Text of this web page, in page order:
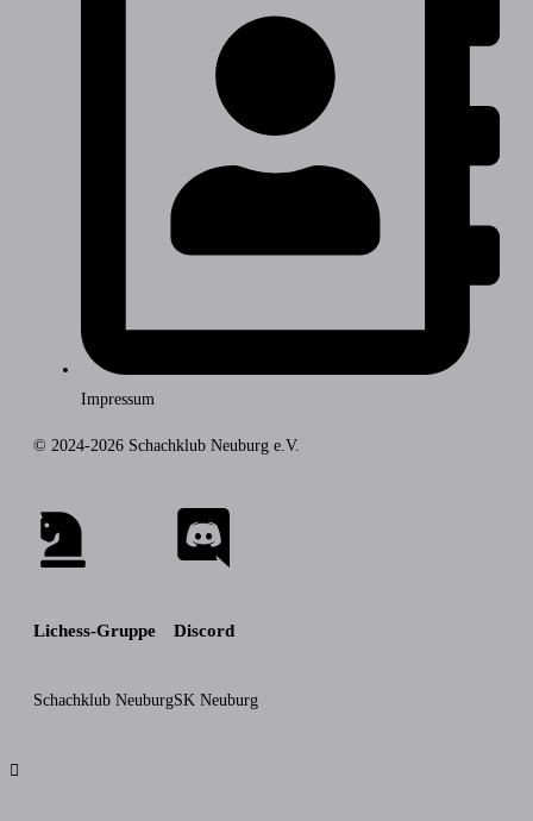
Impressum
© 2024-2026 Schachklub Neuburg e.V.
Lichess-Gruppe
Schachklub Neuburg
Discord
SK Neuburg